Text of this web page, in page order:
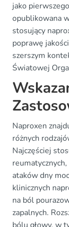
jako
opublikowana
stosujący
poprawę
szerszym
Światowej
Naproxen
różnych
Najczęściej
ataków dny
klinicznych
na ból
zapalnych.